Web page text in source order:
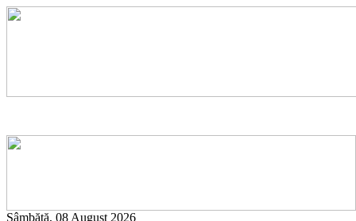
Sâmbătă, 08 August 2026